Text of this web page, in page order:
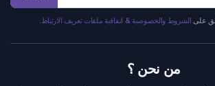
على الشروط والخصوصية & اتفاقية ملفات تعريف الارتباط.
من نحن ؟